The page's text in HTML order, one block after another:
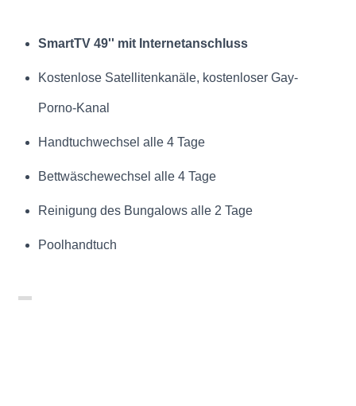
SmartTV 49'' mit Internetanschluss
Kostenlose Satellitenkanäle, kostenloser Gay-
Porno-Kanal
Handtuchwechsel alle 4 Tage
Bettwäschewechsel alle 4 Tage
Reinigung des Bungalows alle 2 Tage
Poolhandtuch